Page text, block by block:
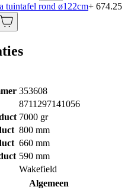
tuintafel rond ø122cm+ 674.25
353608
8711297141056
7000 gr
800 mm
660 mm
590 mm
Wakefield
Algemeen